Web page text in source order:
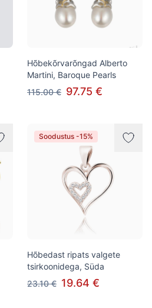
Hõbekõrvarõngad Alberto
Martini, Baroque Pearls
115.00 € 97.75 €
Soodustus -15%
Hõbedast ripats valgete
tsirkoonidega, Süda
23.10 € 19.64 €